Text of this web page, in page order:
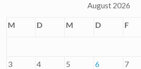
August 2026
M D M D F
3 4 5 6 7